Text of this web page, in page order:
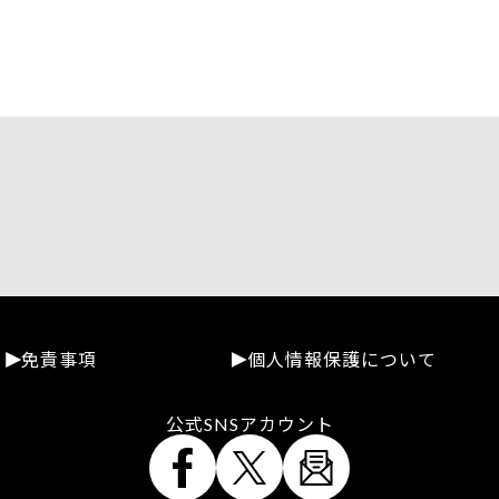
免責事項 個人情報保護について
公式SNSアカウント